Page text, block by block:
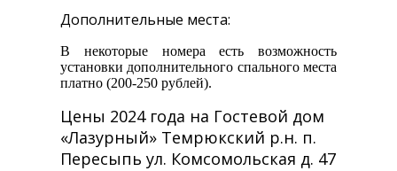
Дополнительные места:
В некоторые номера есть возможность
установки дополнительного спального места
платно (200-250 рублей).
Цены 2024 года на Гостевой дом
«Лазурный» Темрюкский р.н. п.
Пересыпь ул. Комсомольская д. 47